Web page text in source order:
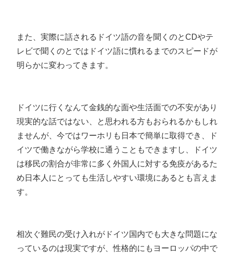
また、実際に話されるドイツ語の音を聞くのとCDやテ
レビで聞くのとではドイツ語に慣れるまでのスピードが
明らかに変わってきます。
ドイツに行くなんて金銭的な面や生活面での不安があり
現実的な話ではない、と思われる方もおられるかもしれ
ませんが、今ではワーホリも日本で簡単に取得でき、ド
イツで働きながら学校に通うこともできますし、ドイツ
は移民の割合が非常に多く外国人に対する免疫があるた
め日本人にとっても生活しやすい環境にあるとも言えま
す。
相次ぐ難民の受け入れがドイツ国内でも大きな問題にな
っているのは現実ですが、性格的にもヨーロッパの中で